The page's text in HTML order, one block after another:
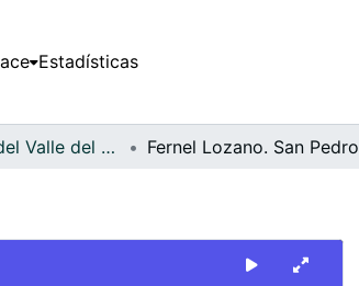
Estadísticas
Municipios del Valle del Cauca Fernel Lozano. San Pedro